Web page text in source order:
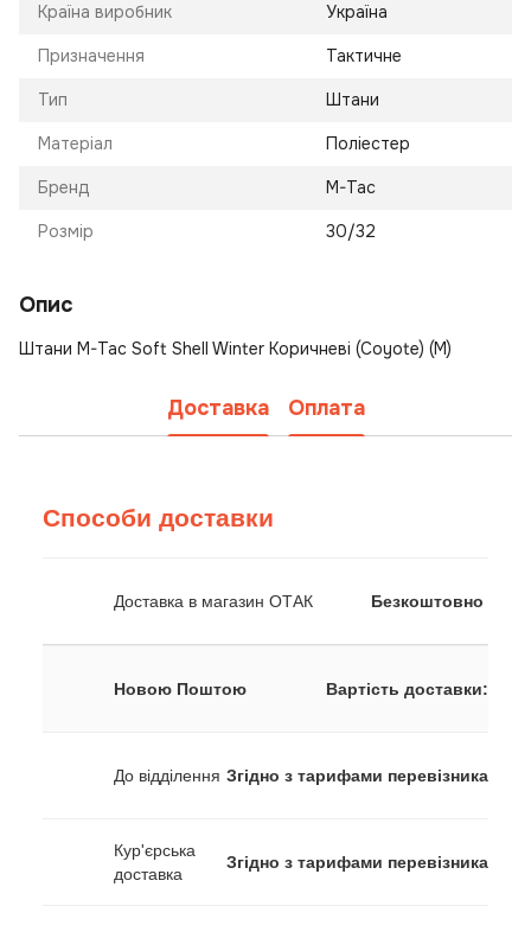
Країна виробник Україна
Призначення Тактичне
Тип Штани
Матеріал Поліестер
Бренд M-Tac
Розмір 30/32
Опис
Штани M-Tac Soft Shell Winter Коричневі (Coyote) (M)
Доставка Оплата
Способи доставки
Доставка в магазин ОТАК Безкоштовно
Новою Поштою Вартість доставки:
До відділення Згідно з тарифами перевізника
Кур'єрська
доставка
Згідно з тарифами перевізника